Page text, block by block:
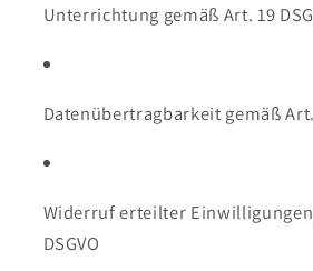
Unterrichtung gemäß Art. 19
Datenübertragbarkeit gemäß Art.
Widerruf erteilter Einwilligungen
DSGVO